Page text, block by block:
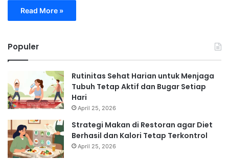
Read More »
Populer
Rutinitas Sehat Harian untuk Menjaga
Tubuh Tetap Aktif dan Bugar Setiap
Hari
April 25, 2026
Strategi Makan di Restoran agar Diet
Berhasil dan Kalori Tetap Terkontrol
April 25, 2026